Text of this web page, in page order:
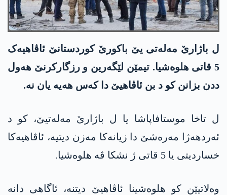
ل باژارێ مەلەتی یێ باکورێ کوردستانێ ئاڤاھیەک
5 قاتی ھلوەشیا. تیمێن لێگەرین و رزگارکرنێ ھەول
ددن بزانن کو د بن ئاڤاھیێ دا کەس ھەیە یان نە.
ل تاخا موستافاپاشا یا ل باژارێ مەلەتیێ، کو د
ئەردھەژا مەرەشێ دا زیانەکا مەزن دیتیە، ئاڤاھیەکا
خساردیتی یا 5 قاتی ژ نشکا ڤە ھلوەشیا.
وەلاتیێن کو ھلوەشینا ئاڤاھیێ دیتنە، ئاگاھی دانە